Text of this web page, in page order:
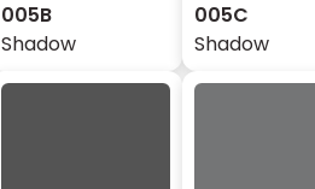
005B
Shadow
005C
Shadow